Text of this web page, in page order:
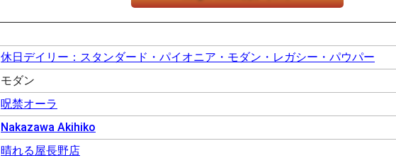
休日デイリー：スタンダード・パイオニア・モダン・レガシー・パウパー
モダン
呪禁オーラ
Nakazawa Akihiko
晴れる屋長野店